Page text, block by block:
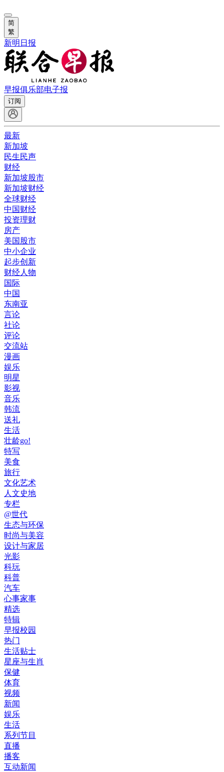
简
繁
新明日报
早报俱乐部电子报
订阅
最新
新加坡
民生民声
财经
新加坡股市
新加坡财经
全球财经
中国财经
投资理财
房产
美国股市
中小企业
起步创新
财经人物
国际
中国
东南亚
言论
社论
评论
交流站
漫画
娱乐
明星
影视
音乐
韩流
送礼
生活
壮龄go!
特写
美食
旅行
文化艺术
人文史地
专栏
@世代
生态与环保
时尚与美容
设计与家居
光影
科玩
科普
汽车
心事家事
精选
特辑
早报校园
热门
生活贴士
星座与生肖
保健
体育
视频
新闻
娱乐
生活
系列节目
直播
播客
互动新闻